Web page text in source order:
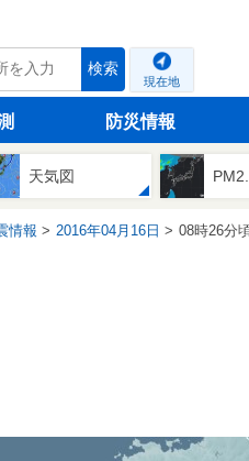
検索
現在地
防災情報
天気図
情報 2016年04月16日 08時26分